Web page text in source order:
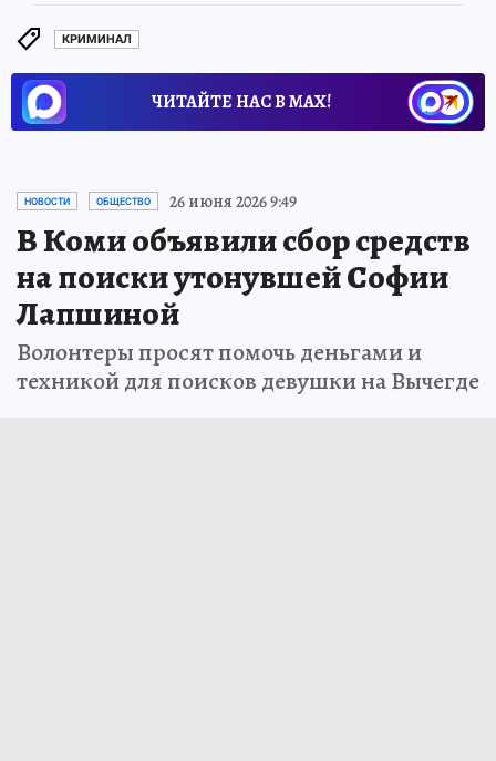
КРИМИНАЛ
ЧИТАЙТЕ НАС В МАХ!
НОВОСТИ ОБЩЕСТВО 26 июня 2026 9:49
В Коми объявили сбор средств
на поиски утонувшей Софии
Лапшиной
Волонтеры просят помочь деньгами и
техникой для поисков девушки на Вычегде